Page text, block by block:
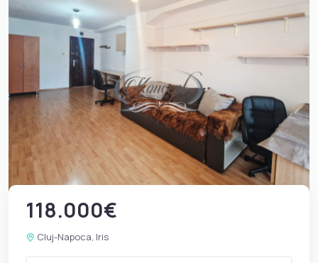
118.000€
Cluj-Napoca, Iris